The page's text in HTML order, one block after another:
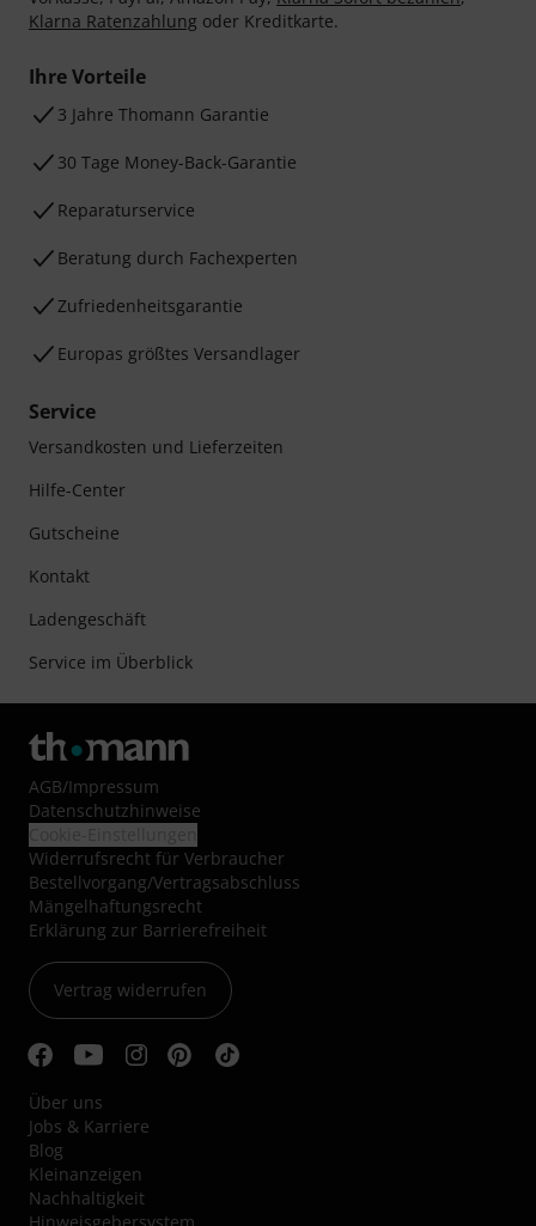
Klarna Ratenzahlung oder Kreditkarte.
Ihre Vorteile
3 Jahre Thomann Garantie
30 Tage Money-Back-Garantie
Reparaturservice
Beratung durch Fachexperten
Zufriedenheitsgarantie
Europas größtes Versandlager
Service
Versandkosten und Lieferzeiten
Hilfe-Center
Gutscheine
Kontakt
Ladengeschäft
Service im Überblick
AGB/Impressum
Datenschutzhinweise
Widerrufsrecht für Verbraucher
Bestellvorgang/Vertragsabschluss
Mängelhaftungsrecht
Erklärung zur Barrierefreiheit
Vertrag widerrufen
Über uns
Jobs & Karriere
Blog
Kleinanzeigen
Nachhaltigkeit